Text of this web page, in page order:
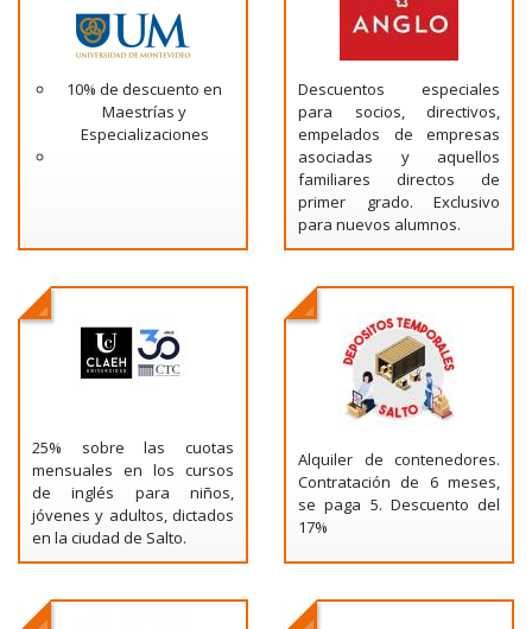
10% de descuento en
Maestrías y
Especializaciones
Descuentos especiales
para socios, directivos,
empelados de empresas
asociadas y aquellos
familiares directos de
primer grado. Exclusivo
para nuevos alumnos.
25% sobre las cuotas
mensuales en los cursos
de inglés para niños,
jóvenes y adultos, dictados
en la ciudad de Salto.
Alquiler de contenedores.
Contratación de 6 meses,
se paga 5. Descuento del
17%